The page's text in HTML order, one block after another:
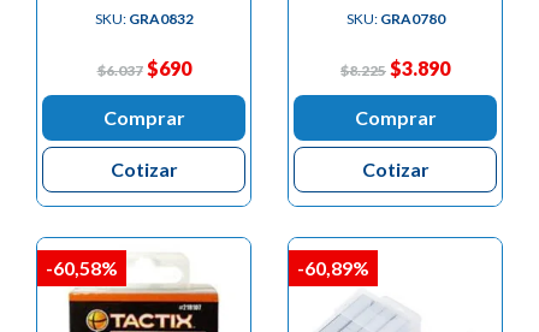
SKU: GRA0832
$6.037 $690
Comprar
Cotizar
SKU: GRA0780
$8.225 $3.890
Comprar
Cotizar
-60,58% -60,89%